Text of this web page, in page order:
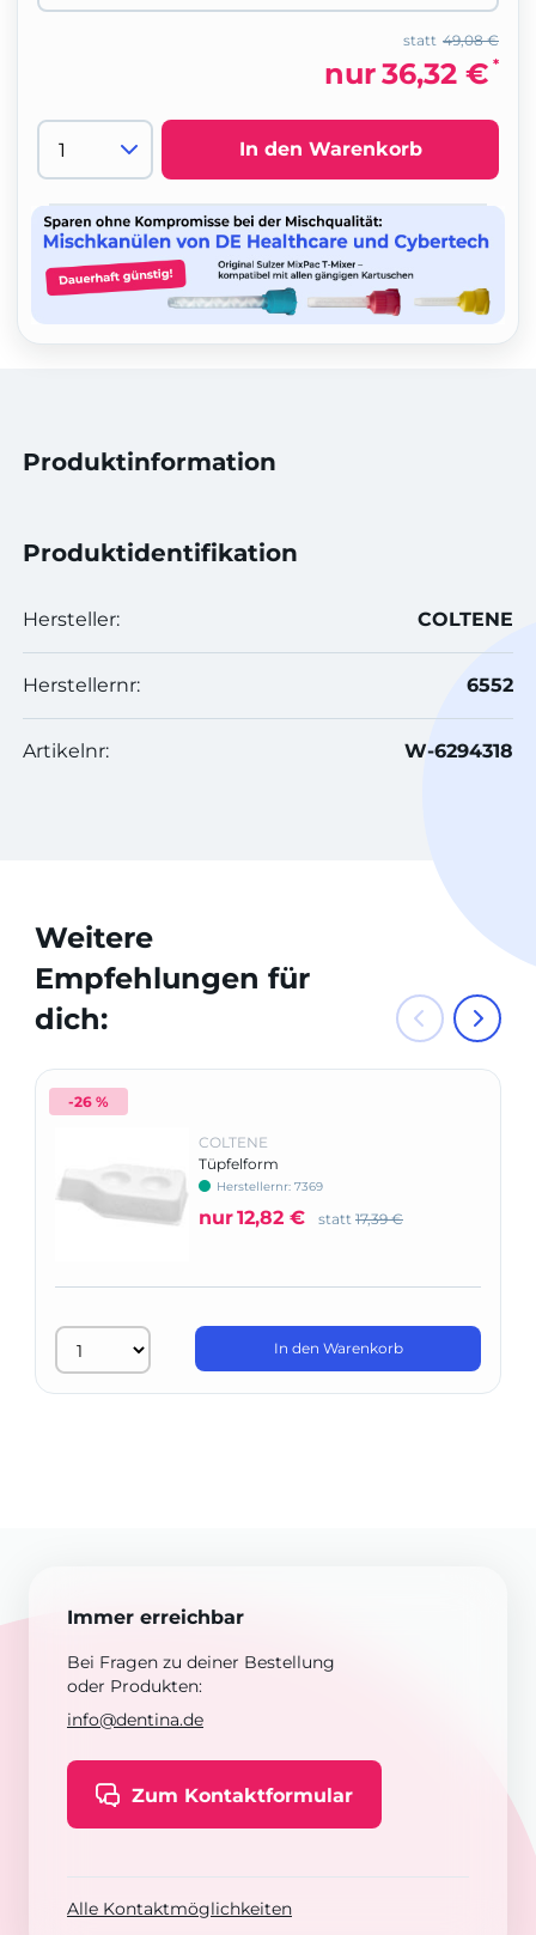
49,08 €
statt
nur36,32 € *
In den Warenkorb
Produktinformation
Produktidentifikation
Hersteller: COLTENE
Herstellernr: 6552
Artikelnr: W-6294318
Weitere
Empfehlungen für
dich:
-26 %
COLTENE
Tüpfelform
Herstellernr: 7369
nur12,82 € statt 17,39 €
In den Warenkorb
Immer erreichbar
Bei Fragen zu deiner Bestellung
oder Produkten:
info@dentina.de
Zum Kontaktformular
Alle Kontaktmöglichkeiten